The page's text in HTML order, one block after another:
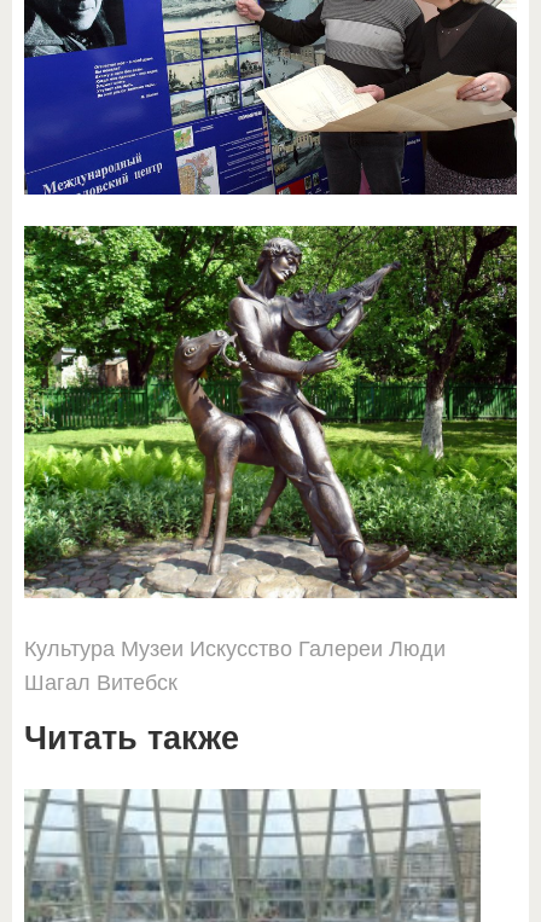
Культура Музеи Искусство Галереи Люди
Шагал Витебск
Читать также